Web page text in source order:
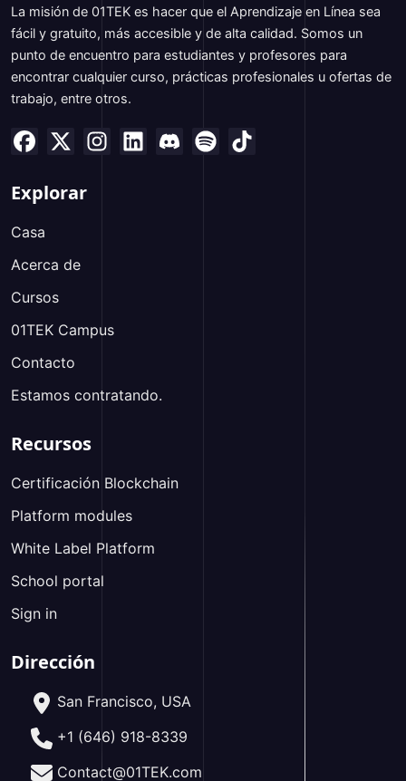
La misión de 01TEK es hacer que el Aprendizaje en Línea sea
fácil y gratuito, más accesible y de alta calidad. Somos un
punto de encuentro para estudiantes y profesores para
encontrar cualquier curso, prácticas profesionales u ofertas de
trabajo, entre otros.
Explorar
Casa
Acerca de
Cursos
01TEK Campus
Contacto
Estamos contratando.
Recursos
Certificación Blockchain
Platform modules
White Label Platform
School portal
Sign in
Dirección
San Francisco, USA
+1 (646) 918-8339
Contact@01TEK.com